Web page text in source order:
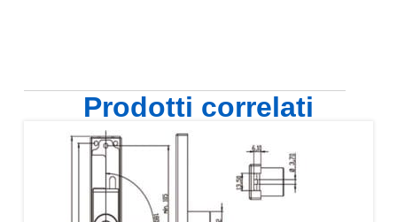
Prodotti correlati